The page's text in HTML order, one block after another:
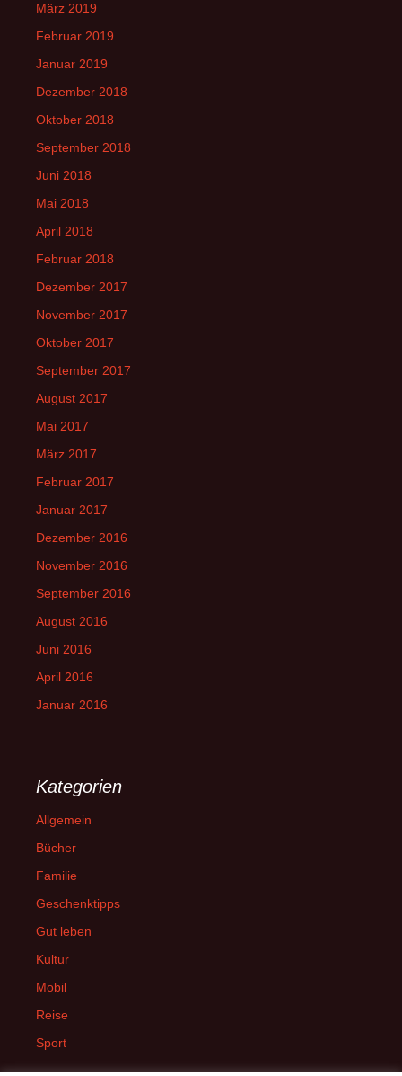
März 2019
Februar 2019
Januar 2019
Dezember 2018
Oktober 2018
September 2018
Juni 2018
Mai 2018
April 2018
Februar 2018
Dezember 2017
November 2017
Oktober 2017
September 2017
August 2017
Mai 2017
März 2017
Februar 2017
Januar 2017
Dezember 2016
November 2016
September 2016
August 2016
Juni 2016
April 2016
Januar 2016
Kategorien
Allgemein
Bücher
Familie
Geschenktipps
Gut leben
Kultur
Mobil
Reise
Sport